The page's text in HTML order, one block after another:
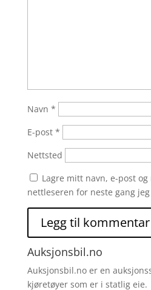
Navn *
E-post *
Nettsted
Lagre mitt navn, e-post
nettleseren for neste gang
Auksjonsbil.no
Auksjonsbil.no er en
kjøretøyer som er i statlig eie.